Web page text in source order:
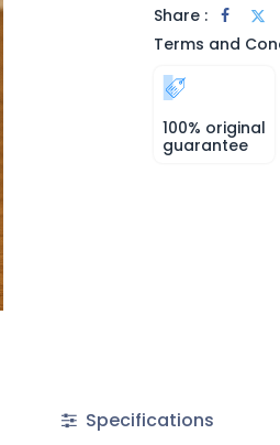
Share :
Terms and
100% original
guarantee
Specifications